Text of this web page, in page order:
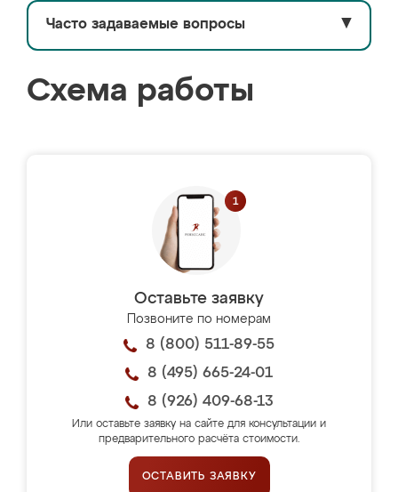
Часто задаваемые вопросы ▼
Схема работы
Оставьте заявку
Позвоните по номерам
8 (800) 511-89-55
8 (495) 665-24-01
8 (926) 409-68-13
Или оставьте заявку на сайте для консультации и
предварительного расчёта стоимости.
ОСТАВИТЬ ЗАЯВКУ